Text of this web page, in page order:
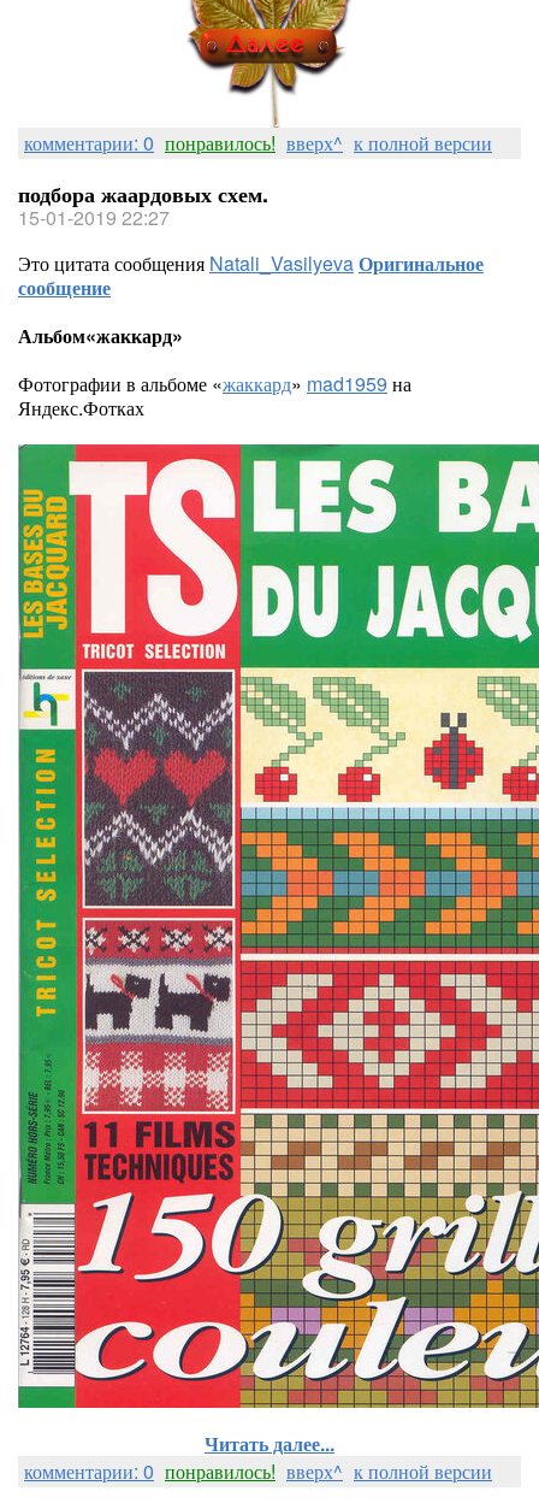
комментарии: 0 понравилось! вверх^ к полной версии
подбора жаардовых схем.
15-01-2019 22:27
Это цитата сообщения Natali_VasilyevaОригинальное
сообщение
Альбом«жаккард»
Фотографии в альбоме «жаккард» mad1959 на
Яндекс.Фотках
Читать далее...
комментарии: 0 понравилось! вверх^ к полной версии